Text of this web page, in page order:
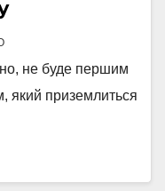
не буде першим
який приземлиться